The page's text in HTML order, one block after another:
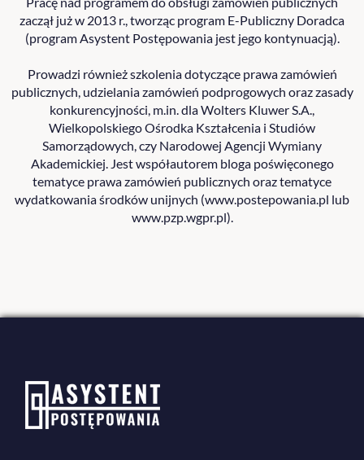
zaczął już w 2013 r., tworząc program E-Publiczny Doradca
(program Asystent Postępowania jest jego kontynuacją).
Prowadzi również szkolenia dotyczące prawa zamówień
publicznych, udzielania zamówień podprogowych oraz zasady
konkurencyjności, m.in. dla Wolters Kluwer S.A.,
Wielkopolskiego Ośrodka Kształcenia i Studiów
Samorządowych, czy Narodowej Agencji Wymiany
Akademickiej. Jest współautorem bloga poświęconego
tematyce prawa zamówień publicznych oraz tematyce
wydatkowania środków unijnych (www.postepowania.pl lub
www.pzp.wgpr.pl).